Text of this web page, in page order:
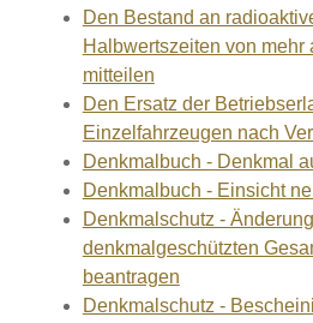
Den Bestand an
Halbwertszeiten von mehr
mitteilen
Den Ersatz der
Einzelfahrzeugen nach
Denkmalbuch - Denkmal
Denkmalbuch - Einsicht
Denkmalschutz -
denkmalgeschützten
beantragen
Denkmalschutz -